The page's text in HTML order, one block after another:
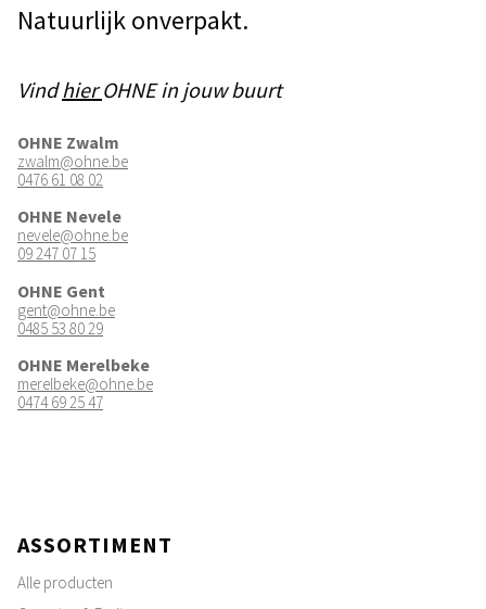
Natuurlijk onverpakt.
VindhierOHNE in jouw buurt
OHNE Zwalm
zwalm@ohne.be
0476 61 08 02
OHNE Nevele
nevele@ohne.be
09 247 07 15
OHNE Gent
gent@ohne.be
0485 53 80 29
OHNE Merelbeke
merelbeke@ohne.be
0474 69 25 47
ASSORTIMENT
Alle producten